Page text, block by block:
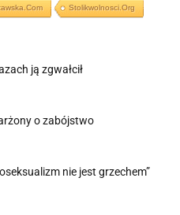
Stolikwolnosci.org
ją zgwałcił
o zabójstwo
nie jest grzechem”